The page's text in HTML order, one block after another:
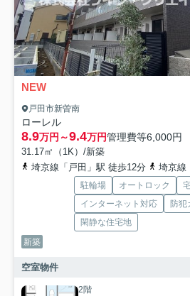
NEW
戸田市新曽南
ローレル
8.9万円～9.4万円管理費等6,000円
31.17㎡（1K）/新築
埼京線「戸田」駅 徒歩12分
埼京線
駐輪場 オートロック
インターネット対応
防犯
閑静な住宅地
新築
空室物件
2階